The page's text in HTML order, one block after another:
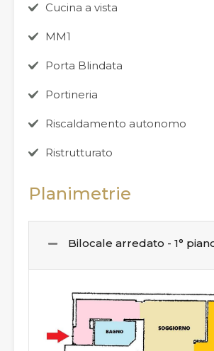
Cucina a vista
MM1
Porta Blindata
Portineria
Riscaldamento autonomo
Ristrutturato
Planimetrie
Bilocale arredato - 1°